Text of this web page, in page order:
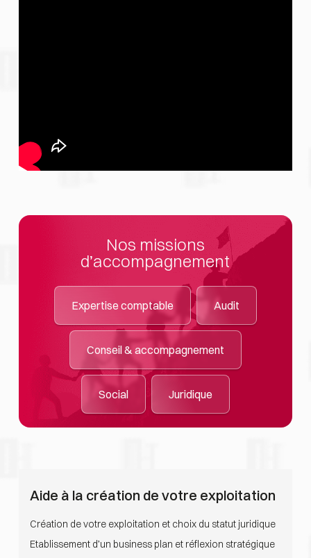
Nos missions
d’accompagnement
Expertise comptable Audit
Conseil & accompagnement
Social Juridique
Aide à la création de votre exploitation
Création de votre exploitation et choix du statut juridique
Etablissement d’un business plan et réflexion stratégique